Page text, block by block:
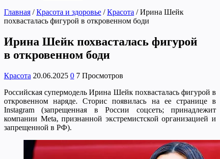
Главная / Красота и здоровье / Красота / Ирина Шейк
похвасталась фигурой в откровенном боди
Ирина Шейк похвасталась фигурой
в откровенном боди
Красота 20.06.2025 0 7 Просмотров
Российская супермодель Ирина Шейк похвасталась фигурой в
откровенном наряде. Сторис появилась на ее странице в
Instagram (запрещенная в России соцсеть; принадлежит
компании Meta, признанной экстремистской организацией и
запрещенной в РФ).